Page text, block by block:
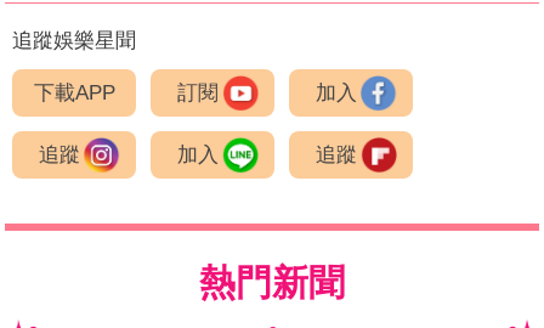
追蹤娛樂星聞
下載APP 訂閱 加入
追蹤 加入 追蹤
熱門新聞